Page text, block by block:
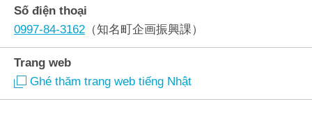
Số điện thoại
0997-84-3162 （知名町企画振興課）
Trang web
Ghé thăm trang web tiếng Nhật